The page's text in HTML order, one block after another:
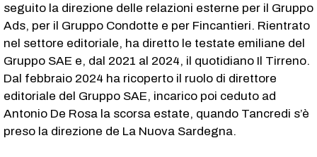
seguito la direzione delle relazioni esterne per il Gruppo
Ads, per il Gruppo Condotte e per Fincantieri. Rientrato
nel settore editoriale, ha diretto le testate emiliane del
Gruppo SAE e, dal 2021 al 2024, il quotidiano Il Tirreno.
Dal febbraio 2024 ha ricoperto il ruolo di direttore
editoriale del Gruppo SAE, incarico poi ceduto ad
Antonio De Rosa la scorsa estate, quando Tancredi s’è
preso la direzione de La Nuova Sardegna.